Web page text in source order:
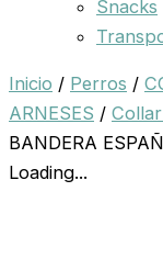
Snacks
Inicio / Perros /
ARNESES /
BANDERA
Loading...